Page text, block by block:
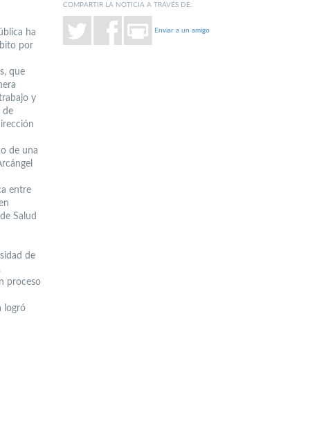
ha
por
que
y
de
de una
entre
Salud
de
proceso
logró
COMPARTIR LA NOTICIA A TRAVÉS DE:
Enviar a un amigo